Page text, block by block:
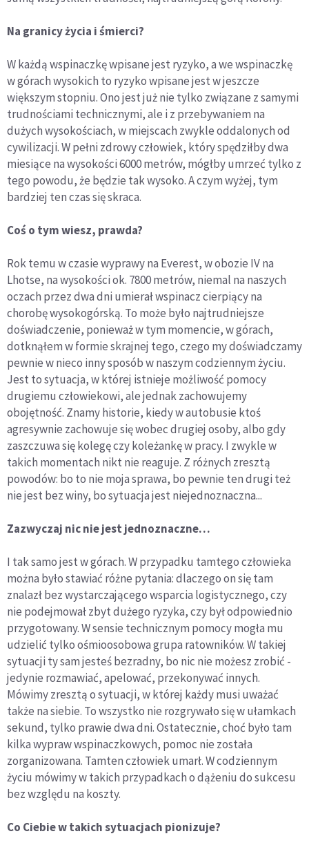
Na granicy życia i śmierci?
W każdą wspinaczkę wpisane jest ryzyko, a we wspinaczkę
w górach wysokich to ryzyko wpisane jest w jeszcze
większym stopniu. Ono jest już nie tylko związane z samymi
trudnościami technicznymi, ale i z przebywaniem na
dużych wysokościach, w miejscach zwykle oddalonych od
cywilizacji. W pełni zdrowy człowiek, który spędziłby dwa
miesiące na wysokości 6000 metrów, mógłby umrzeć tylko z
tego powodu, że będzie tak wysoko. A czym wyżej, tym
bardziej ten czas się skraca.
Coś o tym wiesz, prawda?
Rok temu w czasie wyprawy na Everest, w obozie IV na
Lhotse, na wysokości ok. 7800 metrów, niemal na naszych
oczach przez dwa dni umierał wspinacz cierpiący na
chorobę wysokogórską. To może było najtrudniejsze
doświadczenie, ponieważ w tym momencie, w górach,
dotknąłem w formie skrajnej tego, czego my doświadczamy
pewnie w nieco inny sposób w naszym codziennym życiu.
Jest to sytuacja, w której istnieje możliwość pomocy
drugiemu człowiekowi, ale jednak zachowujemy
obojętność. Znamy historie, kiedy w autobusie ktoś
agresywnie zachowuje się wobec drugiej osoby, albo gdy
zaszczuwa się kolegę czy koleżankę w pracy. I zwykle w
takich momentach nikt nie reaguje. Z różnych zresztą
powodów: bo to nie moja sprawa, bo pewnie ten drugi też
nie jest bez winy, bo sytuacja jest niejednoznaczna...
Zazwyczaj nic nie jest jednoznaczne…
I tak samo jest w górach. W przypadku tamtego człowieka
można było stawiać różne pytania: dlaczego on się tam
znalazł bez wystarczającego wsparcia logistycznego, czy
nie podejmował zbyt dużego ryzyka, czy był odpowiednio
przygotowany. W sensie technicznym pomocy mogła mu
udzielić tylko ośmioosobowa grupa ratowników. W takiej
sytuacji ty sam jesteś bezradny, bo nic nie możesz zrobić -
jedynie rozmawiać, apelować, przekonywać innych.
Mówimy zresztą o sytuacji, w której każdy musi uważać
także na siebie. To wszystko nie rozgrywało się w ułamkach
sekund, tylko prawie dwa dni. Ostatecznie, choć było tam
kilka wypraw wspinaczkowych, pomoc nie została
zorganizowana. Tamten człowiek umarł. W codziennym
życiu mówimy w takich przypadkach o dążeniu do sukcesu
bez względu na koszty.
Co Ciebie w takich sytuacjach pionizuje?